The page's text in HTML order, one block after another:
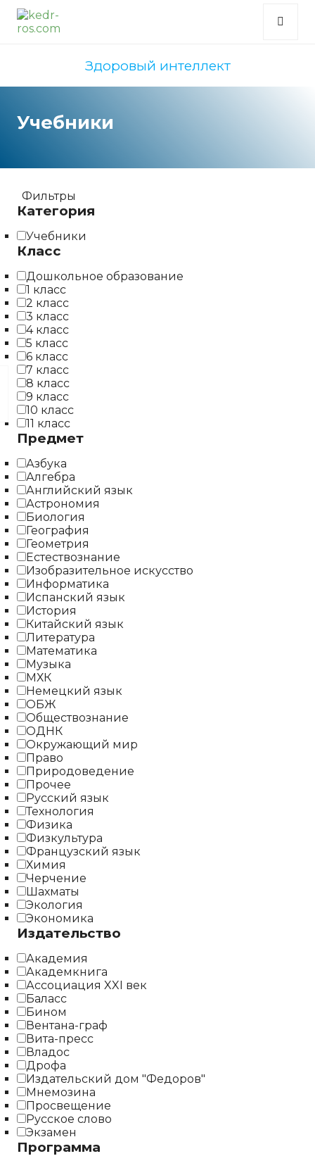
Здоровый интеллект
Учебники
Фильтры
Категория
Учебники
Класс
Дошкольное образование
1 класс
2 класс
3 класс
4 класс
5 класс
6 класс
7 класс
8 класс
9 класс
10 класс
11 класс
Предмет
Азбука
Алгебра
Английский язык
Астрономия
Биология
География
Геометрия
Естествознание
Изобразительное искусство
Информатика
Испанский язык
История
Китайский язык
Литература
Математика
Музыка
МХК
Немецкий язык
ОБЖ
Обществознание
ОДНК
Окружающий мир
Право
Природоведение
Прочее
Русский язык
Технология
Физика
Физкультура
Французский язык
Химия
Черчение
Шахматы
Экология
Экономика
Издательство
Академия
Академкнига
Ассоциация XXI век
Баласс
Бином
Вентана-граф
Вита-пресс
Владос
Дрофа
Издательский дом "Федоров"
Мнемозина
Просвещение
Русское слово
Экзамен
Программа